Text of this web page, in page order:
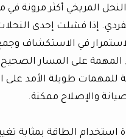
المريخي أكثر مرونة في
إذا فشلت إحدى
في الاستكشاف وجمع
على المسار
للمهمات طويلة الأمد على
والإصلاح ممكنة.
استخدام الطاقة بمثابة